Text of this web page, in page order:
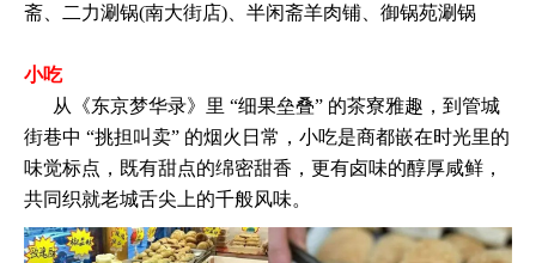
斋、二力涮锅(南大街店)、半闲斋羊肉铺、御锅苑涮锅
小吃
从《东京梦华录》里 “细果垒叠” 的茶寮雅趣，到管城
街巷中 “挑担叫卖” 的烟火日常，小吃是商都嵌在时光里的
味觉标点，既有甜点的绵密甜香，更有卤味的醇厚咸鲜，
共同织就老城舌尖上的千般风味。